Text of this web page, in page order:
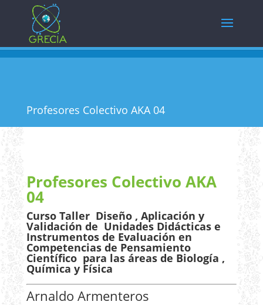
Profesores Colectivo AKA 04
Profesores Colectivo AKA
04
Curso Taller Diseño , Aplicación y
Validación de Unidades Didácticas e
Instrumentos de Evaluación en
Competencias de Pensamiento
Científico para las áreas de Biología ,
Química y Física
Arnaldo Armenteros